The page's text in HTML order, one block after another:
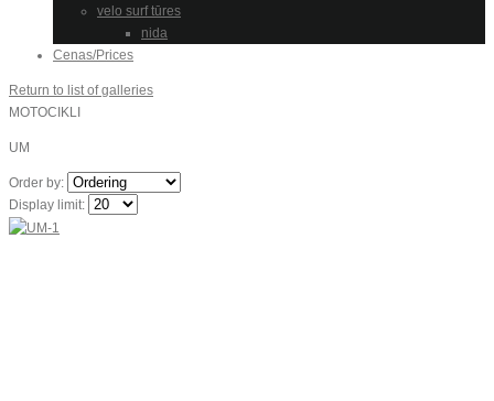
velo surf tūres
nida
Cenas/Prices
Return to list of galleries
MOTOCIKLI
UM
Order by:
Display limit: